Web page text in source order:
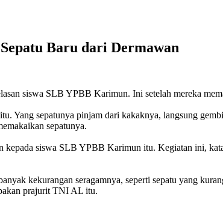
Baru dari Dermawan
siswa SLB YPBB Karimun. Ini setelah mereka
Yang sepatunya pinjam dari kakaknya, langsung
sepatunya.
kepada siswa SLB YPBB Karimun itu. Kegiatan ini,
kekurangan seragamnya, seperti sepatu yang
prajurit TNI AL itu.